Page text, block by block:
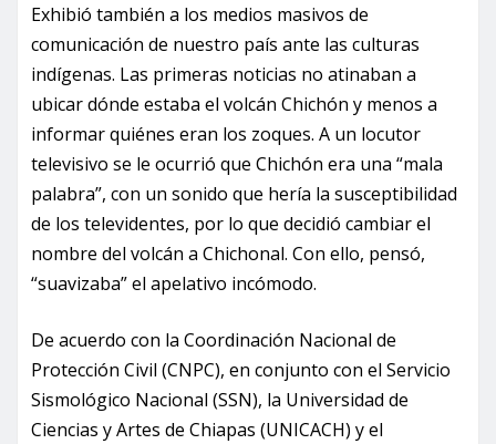
Exhibió también a los medios masivos de
comunicación de nuestro país ante las culturas
indígenas. Las primeras noticias no atinaban a
ubicar dónde estaba el volcán Chichón y menos a
informar quiénes eran los zoques. A un locutor
televisivo se le ocurrió que Chichón era una “mala
palabra”, con un sonido que hería la susceptibilidad
de los televidentes, por lo que decidió cambiar el
nombre del volcán a Chichonal. Con ello, pensó,
“suavizaba” el apelativo incómodo.
De acuerdo con la Coordinación Nacional de
Protección Civil (CNPC), en conjunto con el Servicio
Sismológico Nacional (SSN), la Universidad de
Ciencias y Artes de Chiapas (UNICACH) y el